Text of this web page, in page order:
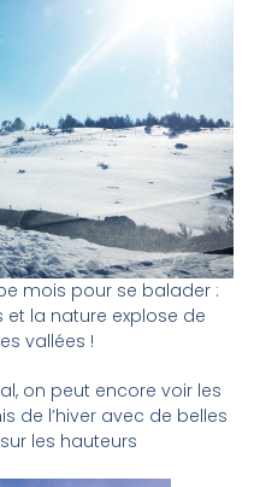
mois pour se balader :
la nature explose de
vallées !
on peut encore voir les
de l’hiver avec de belles
les hauteurs